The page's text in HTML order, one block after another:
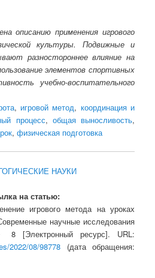
описанию применения игрового
культуры. Подвижные и
разностороннее влияние на
элементов спортивных
учебно-воспитательного
, игровой метод, координация и
процесс, общая выносливость,
,физическая подготовка
НАУКИ
на статью:
игрового метода на уроках
научные исследования
[Электронный ресурс]. URL:
2022/08/98778 (дата обращения: